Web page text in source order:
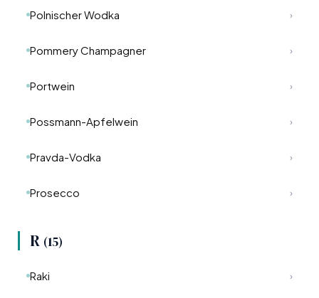
Polnischer Wodka ›
Pommery Champagner ›
Portwein ›
Possmann-Apfelwein ›
Pravda-Vodka ›
Prosecco ›
R (15)
Raki ›